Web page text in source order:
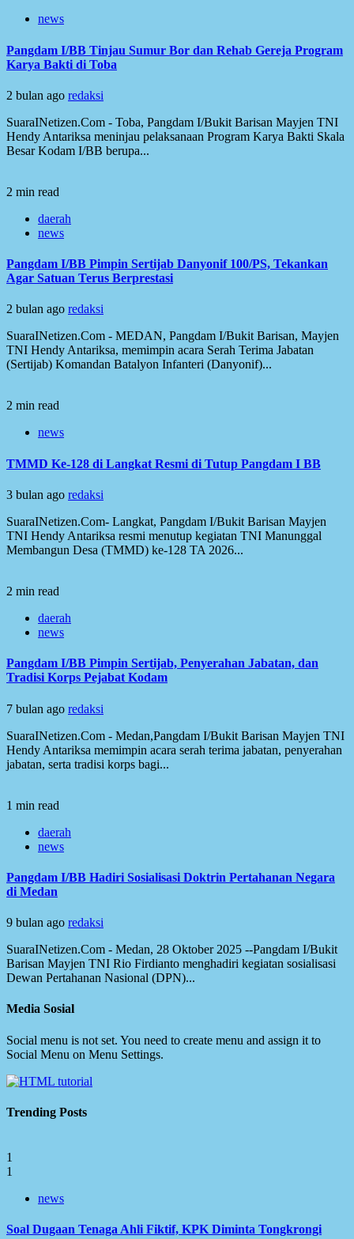
news
Pangdam I/BB Tinjau Sumur Bor dan Rehab Gereja Program
Karya Bakti di Toba
2 bulan ago redaksi
SuaraINetizen.Com - Toba, Pangdam I/Bukit Barisan Mayjen TNI
Hendy Antariksa meninjau pelaksanaan Program Karya Bakti Skala
Besar Kodam I/BB berupa...
2 min read
daerah
news
Pangdam I/BB Pimpin Sertijab Danyonif 100/PS, Tekankan
Agar Satuan Terus Berprestasi
2 bulan ago redaksi
SuaraINetizen.Com - MEDAN, Pangdam I/Bukit Barisan, Mayjen
TNI Hendy Antariksa, memimpin acara Serah Terima Jabatan
(Sertijab) Komandan Batalyon Infanteri (Danyonif)...
2 min read
news
TMMD Ke-128 di Langkat Resmi di Tutup Pangdam I BB
3 bulan ago redaksi
SuaraINetizen.Com- Langkat, Pangdam I/Bukit Barisan Mayjen
TNI Hendy Antariksa resmi menutup kegiatan TNI Manunggal
Membangun Desa (TMMD) ke-128 TA 2026...
2 min read
daerah
news
Pangdam I/BB Pimpin Sertijab, Penyerahan Jabatan, dan
Tradisi Korps Pejabat Kodam
7 bulan ago redaksi
SuaraINetizen.Com - Medan,Pangdam I/Bukit Barisan Mayjen TNI
Hendy Antariksa memimpin acara serah terima jabatan, penyerahan
jabatan, serta tradisi korps bagi...
1 min read
daerah
news
Pangdam I/BB Hadiri Sosialisasi Doktrin Pertahanan Negara
di Medan
9 bulan ago redaksi
SuaraINetizen.Com - Medan, 28 Oktober 2025 --Pangdam I/Bukit
Barisan Mayjen TNI Rio Firdianto menghadiri kegiatan sosialisasi
Dewan Pertahanan Nasional (DPN)...
Media Sosial
Social menu is not set. You need to create menu and assign it to
Social Menu on Menu Settings.
Trending Posts
1
1
news
Soal Dugaan Tenaga Ahli Fiktif, KPK Diminta Tongkrongi